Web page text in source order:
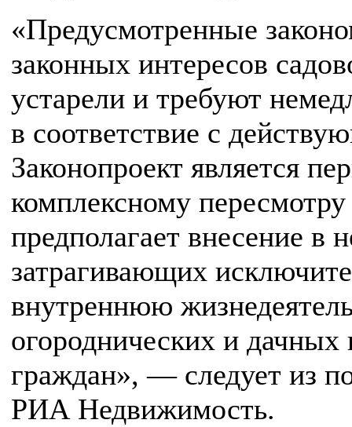
«Предусмотренные
законных интересов
устарели и требуют
в соответствие с
Законопроект является
комплексному
предполагает внесение в
затрагивающих
внутреннюю
огороднических и
граждан», — следует из
РИА Недвижимость.